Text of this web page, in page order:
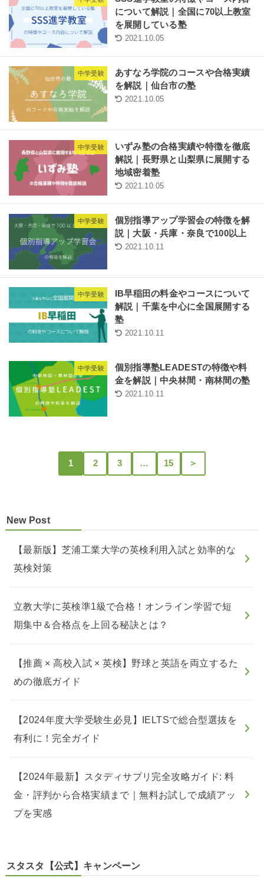
について解説｜全国に70以上教室
を展開している塾
2021.10.05
中学受験
あすなろ学院のコースや合格実績
を解説｜仙台市の塾
2021.10.05
中学受験
いずみ塾の合格実績や特徴を徹底
解説｜長野県と山梨県に展開する
地域密着塾
2021.10.05
中学受験
個別指導アップ学習会の特徴を解
説｜大阪・兵庫・奈良で100以上
2021.10.11
中学受験
IB早稲田の料金やコースについて
解説｜千葉を中心に全国展開する
塾
2021.10.11
中学受験
個別指導塾LEADESTの特徴や料
金を解説｜中央林間・南林間の塾
2021.10.11
1 2 3 … 15 ＞
New Post
【最新版】芝浦工業大学の英検利用入試と効率的な
英検対策
立教大学に英検準1級で合格！オンライン学習で短
期集中＆合格点を上回る秘訣とは？
【推薦 × 高校入試 × 英検】野球と英語を両立するた
めの徹底ガイド
【2024年度大学受験生必見】IELTSで総合型選抜を
有利に！完全ガイド
【2024年最新】スタディサプリ完全攻略ガイド: 料
金・評判から合格実績まで｜無料お試しで成績アッ
プを実感
スタスタ【公式】キャンペーン